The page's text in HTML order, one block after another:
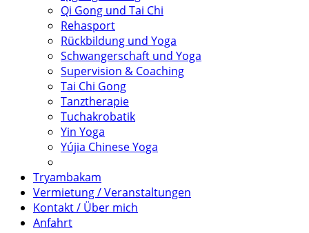
Qi Gong und Tai Chi
Rehasport
Rückbildung und Yoga
Schwangerschaft und Yoga
Supervision & Coaching
Tai Chi Gong
Tanztherapie
Tuchakrobatik
Yin Yoga
Yújia Chinese Yoga
Tryambakam
Vermietung / Veranstaltungen
Kontakt / Über mich
Anfahrt